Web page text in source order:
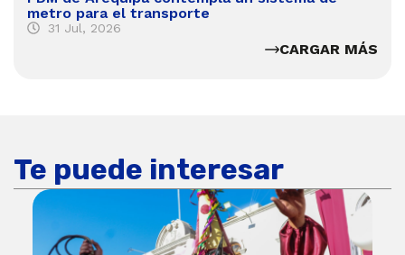
metro para el transporte
31 Jul, 2026
CARGAR MÁS
Te puede interesar